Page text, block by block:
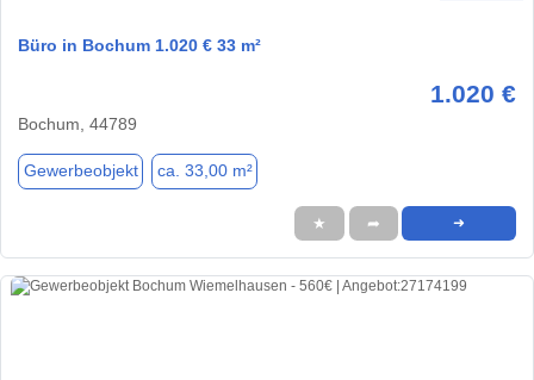
Büro in Bochum 1.020 € 33 m²
1.020 €
Bochum, 44789
Gewerbeobjekt ca. 33,00 m²
★ ➦ ➜